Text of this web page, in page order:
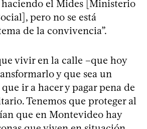
haciendo el Mides [Ministerio
pero no se está
de la convivencia”.
vivir en la calle –que hoy
y que sea un
ir a hacer y pagar pena de
Tenemos que proteger al
que en Montevideo hay